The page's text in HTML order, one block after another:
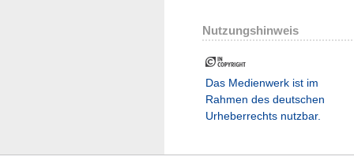
Nutzungshinweis
Das Medienwerk ist im
Rahmen des deutschen
Urheberrechts nutzbar.